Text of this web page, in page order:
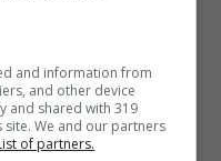
richiedono
.torrent che
programma”
si occupa di
and information from
and other device
and shared with 319
We and our partners
of partners.